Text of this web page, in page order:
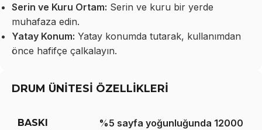
Serin ve Kuru Ortam: Serin ve kuru bir yerde
muhafaza edin.
Yatay Konum: Yatay konumda tutarak, kullanımdan
önce hafifçe çalkalayın.
DRUM ÜNİTESİ ÖZELLİKLERİ
BASKI
%5 sayfa yoğunluğunda 12000